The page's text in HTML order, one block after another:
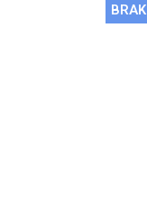
BRAK